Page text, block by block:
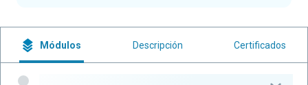
Módulos Descripción Certificados